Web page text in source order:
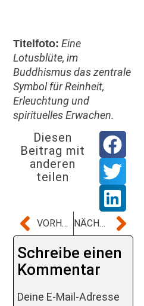
Titelfoto: Eine
Lotusblüte, im
Buddhismus das zentrale
Symbol für Reinheit,
Erleuchtung und
spirituelles Erwachen.
Diesen
Beitrag mit
anderen
teilen
VORHERIGER BEITRAG NÄCHSTER BEITRAG
Schreibe einen
Kommentar
Deine E-Mail-Adresse